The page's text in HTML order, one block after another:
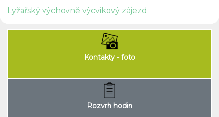
Kontakty - foto
Rozvrh hodin
Lyžařský výchovně výcvikový zájezd